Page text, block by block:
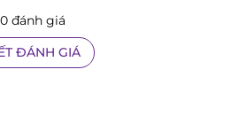
0 đánh giá
ĐÁNH GIÁ